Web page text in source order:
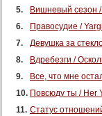
127 серия
128 серия
129 серия
130 серия
Вишневый сезон
Правосудие /
Девушка за
Вдребезги /
Все, что мне
Повсюду ты / Her
Статус